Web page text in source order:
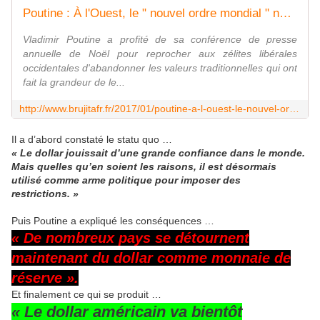
Poutine : À l'Ouest, le " nouvel ordre mondial " normalise la délinquance pédophile - MOINS de BIENS PLUS de LIENS
Vladimir Poutine a profité de sa conférence de presse
annuelle de Noël pour reprocher aux zélites libérales
occidentales d'abandonner les valeurs traditionnelles qui ont
fait la grandeur de le...
Il a d’abord constaté le statu quo …
« Le dollar jouissait d’une grande confiance dans le monde.
Mais quelles qu’en soient les raisons, il est désormais
utilisé comme arme politique pour imposer des
restrictions. »
Puis Poutine a expliqué les conséquences …
« De nombreux pays se détournent
maintenant du dollar comme monnaie de
réserve ».
Et finalement ce qui se produit …
« Le dollar américain va bientôt